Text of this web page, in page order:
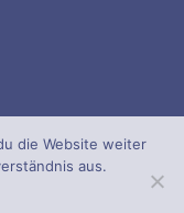
die Website weiter
aus.